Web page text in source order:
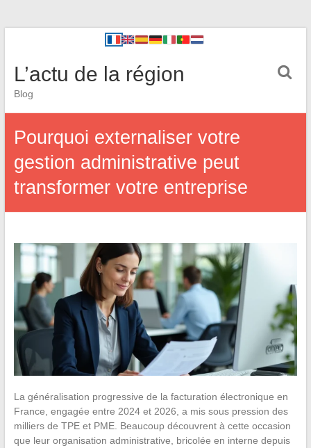
L’actu de la région
Blog
Pourquoi externaliser votre
gestion administrative peut
transformer votre entreprise
La généralisation progressive de la facturation électronique en
France, engagée entre 2024 et 2026, a mis sous pression des
milliers de TPE et PME. Beaucoup découvrent à cette occasion
que leur organisation administrative, bricolée en interne depuis